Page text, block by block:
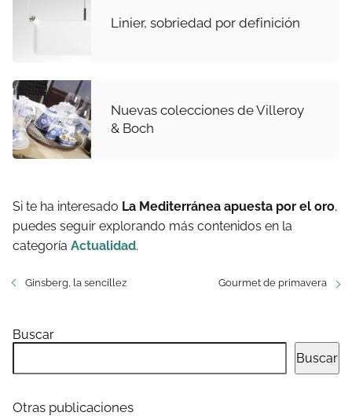
Linier, sobriedad por definición
Nuevas colecciones de Villeroy
& Boch
Si te ha interesado La Mediterránea apuesta por el oro,
puedes seguir explorando más contenidos en la
categoría Actualidad.
Ginsberg, la sencillez Gourmet de primavera
Buscar
Buscar
Otras publicaciones